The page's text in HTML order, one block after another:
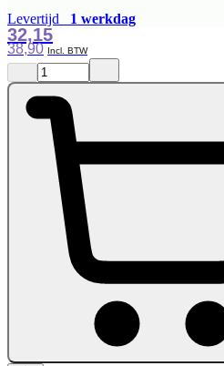
Levertijd 1 werkdag
38,90
32,15